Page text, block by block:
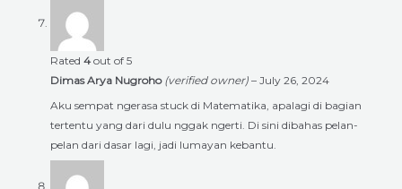
Rated 4 out of 5
Dimas Arya Nugroho (verified owner) – July 26, 2024
Aku sempat ngerasa stuck di Matematika, apalagi di bagian
tertentu yang dari dulu nggak ngerti. Di sini dibahas pelan-
pelan dari dasar lagi, jadi lumayan kebantu.